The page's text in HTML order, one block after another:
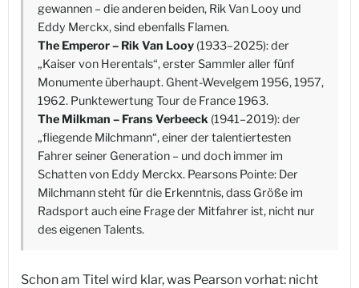
gewannen – die anderen beiden, Rik Van Looy und
Eddy Merckx, sind ebenfalls Flamen.
The Emperor – Rik Van Looy (1933–2025): der
„Kaiser von Herentals“, erster Sammler aller fünf
Monumente überhaupt. Ghent-Wevelgem 1956, 1957,
1962. Punktewertung Tour de France 1963.
The Milkman – Frans Verbeeck (1941–2019): der
„fliegende Milchmann“, einer der talentiertesten
Fahrer seiner Generation – und doch immer im
Schatten von Eddy Merckx. Pearsons Pointe: Der
Milchmann steht für die Erkenntnis, dass Größe im
Radsport auch eine Frage der Mitfahrer ist, nicht nur
des eigenen Talents.
Schon am Titel wird klar, was Pearson vorhat: nicht